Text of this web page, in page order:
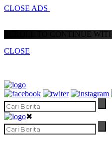
CLOSE ADS
SCROLL TO CONTINUE
CLOSE
✖